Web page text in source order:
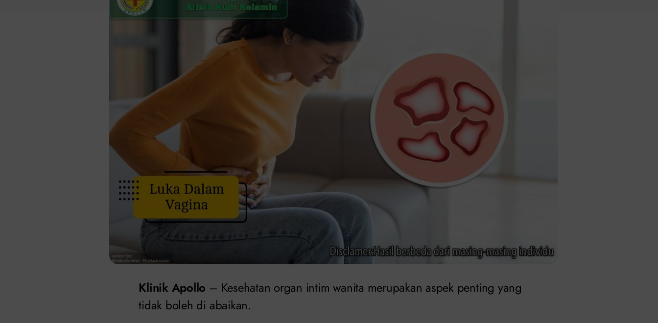
Klinik Apollo – Kesehatan organ intim wanita merupakan aspek penting yang
tidak boleh di abaikan.